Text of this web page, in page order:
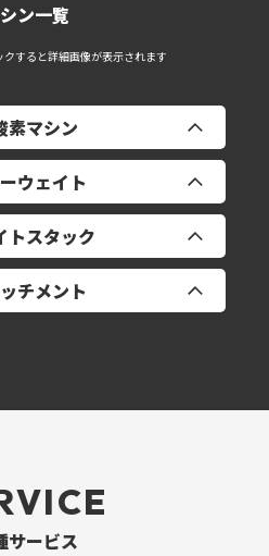
ン一覧
クすると詳細画像が表示されます
素マシン
ドミル ×6
ントバイク ×2
トレーナー ×2
ウェイト
ル1‐50㎏
ラック ×2
EZバー
・デクラインベンチ
トスタック
ストプレス
ル/ローイング
ダープレス
チメント
セプスロープ
ショートバー
サービス